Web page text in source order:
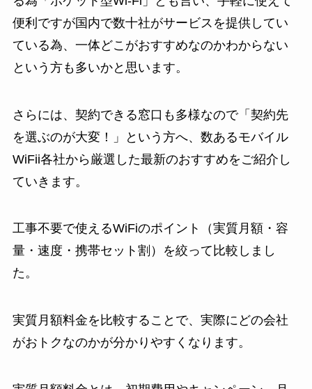
便利ですが国内で数十社がサービスを提供してい
ている為、一体どこがおすすめなのかわからない
という方も多いかと思います。
さらには、契約できる窓口も多様なので「契約先
を選ぶのが大変！」という方へ、数あるモバイル
WiFii各社から厳選した最新のおすすめをご紹介し
ていきます。
工事不要で使えるWiFiのポイント（実質月額・容
量・速度・携帯セット割）を絞って比較しまし
た。
実質月額料金を比較することで、実際にどの会社
がおトクなのかが分かりやすくなります。